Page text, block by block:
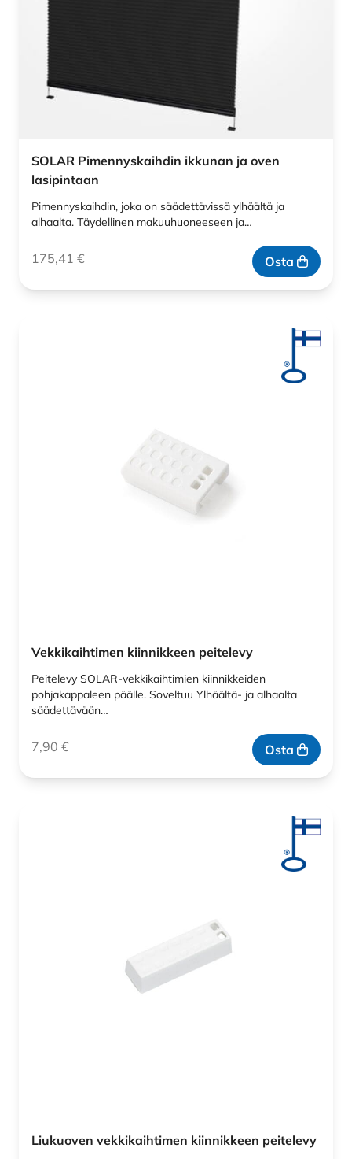
SOLAR Pimennyskaihdin ikkunan ja oven
lasipintaan
Pimennyskaihdin, joka on säädettävissä ylhäältä ja
alhaalta. Täydellinen makuuhuoneeseen ja…
175,41 € Osta
Vekkikaihtimen kiinnikkeen peitelevy
Peitelevy SOLAR-vekkikaihtimien kiinnikkeiden
pohjakappaleen päälle. Soveltuu Ylhäältä- ja alhaalta
säädettävään…
7,90 € Osta
Liukuoven vekkikaihtimen kiinnikkeen peitelevy